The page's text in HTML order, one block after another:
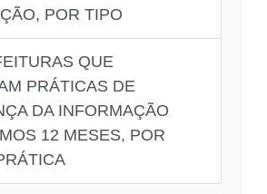
POR TIPO
QUE
PRÁTICAS DE
DA INFORMAÇÃO
12 MESES, POR